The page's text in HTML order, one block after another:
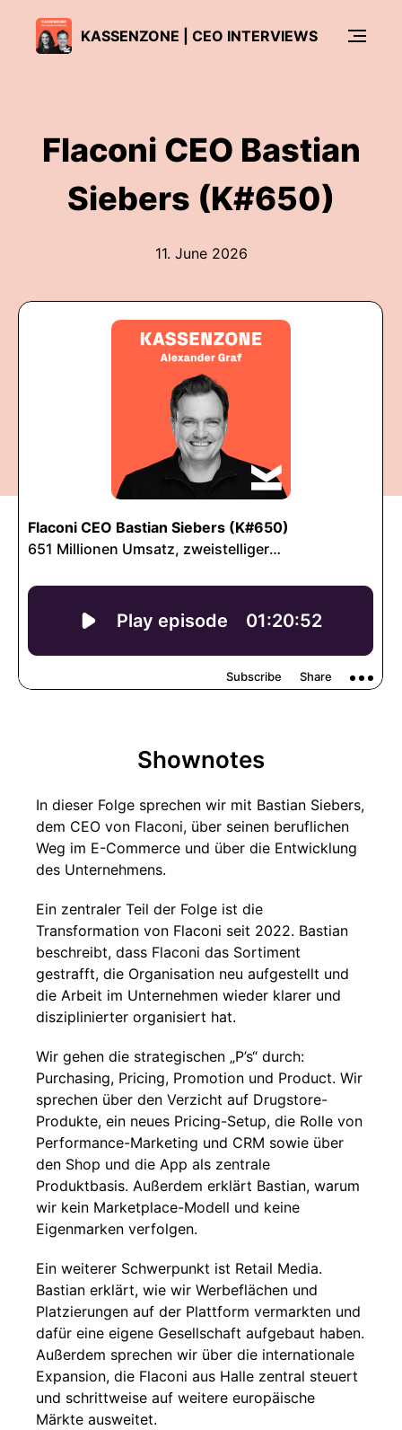
KASSENZONE | CEO INTERVIEWS
Flaconi CEO Bastian
Siebers (K#650)
11. June 2026
Shownotes
In dieser Folge sprechen wir mit Bastian Siebers,
dem CEO von Flaconi, über seinen beruflichen
Weg im E-Commerce und über die Entwicklung
des Unternehmens.
Ein zentraler Teil der Folge ist die
Transformation von Flaconi seit 2022. Bastian
beschreibt, dass Flaconi das Sortiment
gestrafft, die Organisation neu aufgestellt und
die Arbeit im Unternehmen wieder klarer und
disziplinierter organisiert hat.
Wir gehen die strategischen „P’s“ durch:
Purchasing, Pricing, Promotion und Product. Wir
sprechen über den Verzicht auf Drugstore-
Produkte, ein neues Pricing-Setup, die Rolle von
Performance-Marketing und CRM sowie über
den Shop und die App als zentrale
Produktbasis. Außerdem erklärt Bastian, warum
wir kein Marketplace-Modell und keine
Eigenmarken verfolgen.
Ein weiterer Schwerpunkt ist Retail Media.
Bastian erklärt, wie wir Werbeflächen und
Platzierungen auf der Plattform vermarkten und
dafür eine eigene Gesellschaft aufgebaut haben.
Außerdem sprechen wir über die internationale
Expansion, die Flaconi aus Halle zentral steuert
und schrittweise auf weitere europäische
Märkte ausweitet.